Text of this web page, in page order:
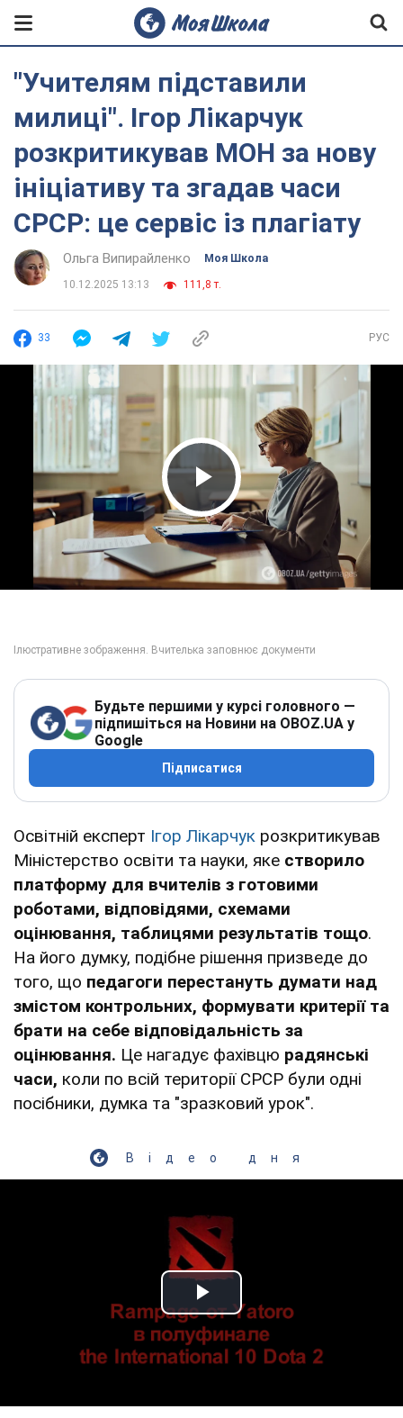
"Учителям підставили
милиці". Ігор Лікарчук
розкритикував МОН за нову
ініціативу та згадав часи
СРСР: це сервіс із плагіату
Ольга Випирайленко Моя Школа
10.12.2025 13:13 111,8 т.
33 РУС
Play Video
Будьте першими у курсі головного —
підпишіться на Новини на OBOZ.UA у
Google
Підписатися
Освітній експерт Ігор Лікарчук розкритикував
Міністерство освіти та науки, яке створило
платформу для вчителів з готовими
роботами, відповідями, схемами
оцінювання, таблицями результатів тощо.
На його думку, подібне рішення призведе до
того, що педагоги перестануть думати над
змістом контрольних, формувати критерії та
брати на себе відповідальність за
оцінювання. Це нагадує фахівцю радянські
часи, коли по всій території СРСР були одні
посібники, думка та "зразковий урок".
Відео дня
Play Video